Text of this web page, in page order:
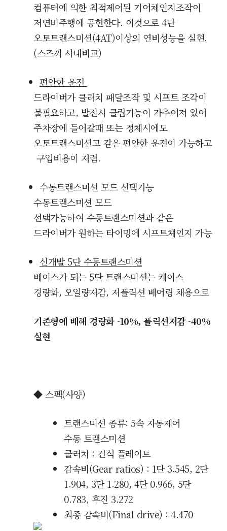
컴퓨터에 의한 최적제어된 기어체인지조작이
저연비주행에 공헌한다. 이것으로 4단
오토트랜스미션(4AT)이상의 연비성능을 실현.
(스즈끼 사내비교)
편안한 운전
드라이버가 클러치 패달조작 및 시프트 조각이
불필요하고, 발진시 클립기능이 가추어져 있어
주차장에 들어갈때 또는 정체시에도
오토트랜스미션고 같은 편안한 운전이 가능하고
구입비용이 저렴.
수동트랜스미션 모드 선택가능
수동트랜스미션 모드
선택가능하여 수동트랜스미션과 같은
드라이버가 원하는 타이밍에 시프트체인지 가능
신개발 5단수동트랜스미션
베이스가 되는 5단 트랜스미션는 케이스
경량화, 오일량저감, 저플릭션 베어링 채용으로
기존형에 배해 경량화 -10%, 플릭션저감 -40%
실현
◆스펙(사양)
트랜스미션 종류: 5속 자동제어
수동트랜스미션
클러치 : 건식 플레이트
감속비(Gear ratios) : 1단 3.545, 2단
1.904, 3단 1.280, 4단 0.966, 5단
0.783, 후진 3.272
최종 감속비(Final drive) : 4.470